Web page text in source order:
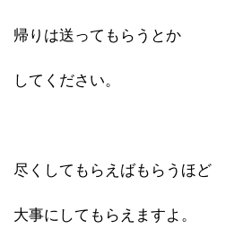
帰りは送ってもらうとか
してください。
尽くしてもらえばもらうほど
大事にしてもらえますよ。